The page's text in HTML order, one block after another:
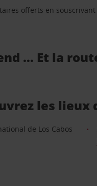
offerts en
… Et la
les
de Los Cabos